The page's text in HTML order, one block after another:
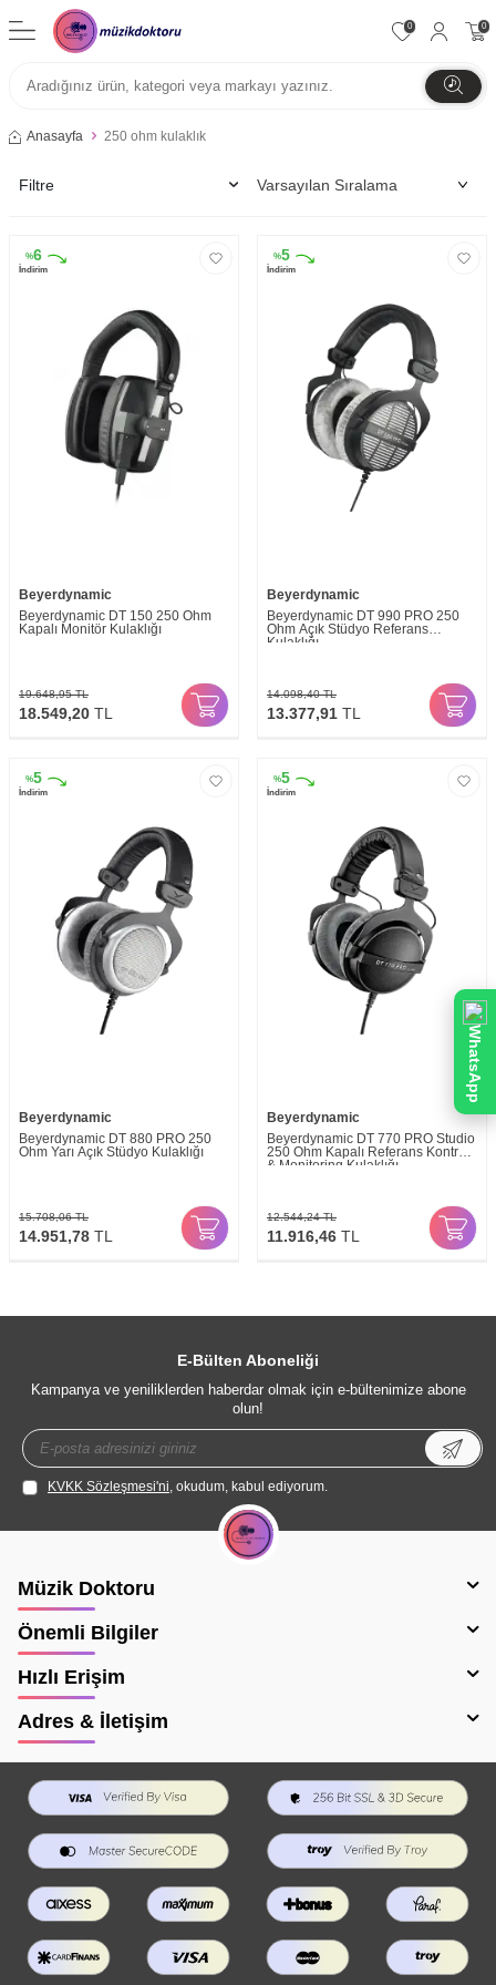
0 0
Anasayfa 250 ohm kulaklık
Filtre
%6
İndirim
Beyerdynamic
Beyerdynamic DT 150 250 Ohm
Kapalı Monitör Kulaklığı
19.648,95TL
18.549,20 TL
%5
İndirim
Beyerdynamic
Beyerdynamic DT 990 PRO 250
Ohm Açık Stüdyo Referans
Kulaklığı
14.098,40TL
13.377,91 TL
%5
İndirim
Beyerdynamic
Beyerdynamic DT 880 PRO 250
Ohm Yarı Açık Stüdyo Kulaklığı
15.708,06TL
14.951,78 TL
%5
İndirim
Beyerdynamic
Beyerdynamic DT 770 PRO Studio
250 Ohm Kapalı Referans Kontrol
& Monitoring Kulaklığı
12.544,24TL
11.916,46 TL
E-Bülten Aboneliği
Kampanya ve yeniliklerden haberdar olmak için e-bültenimize abone
olun!
KVKK Sözleşmesi'ni, okudum, kabul ediyorum.
Müzik Doktoru
Önemli Bilgiler
Hızlı Erişim
Adres & İletişim
WhatsApp